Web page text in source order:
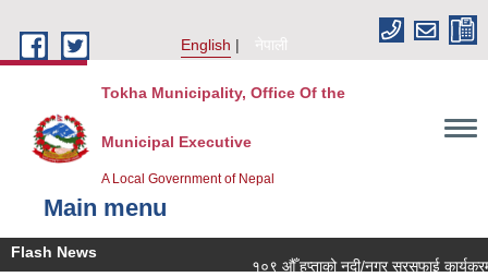
English
नेपाली
Tokha Municipality, Office Of the
Municipal Executive
A Local Government of Nepal
Main menu
Flash News
१०९ औँ हप्ताको नदी/नगर सरसफाई